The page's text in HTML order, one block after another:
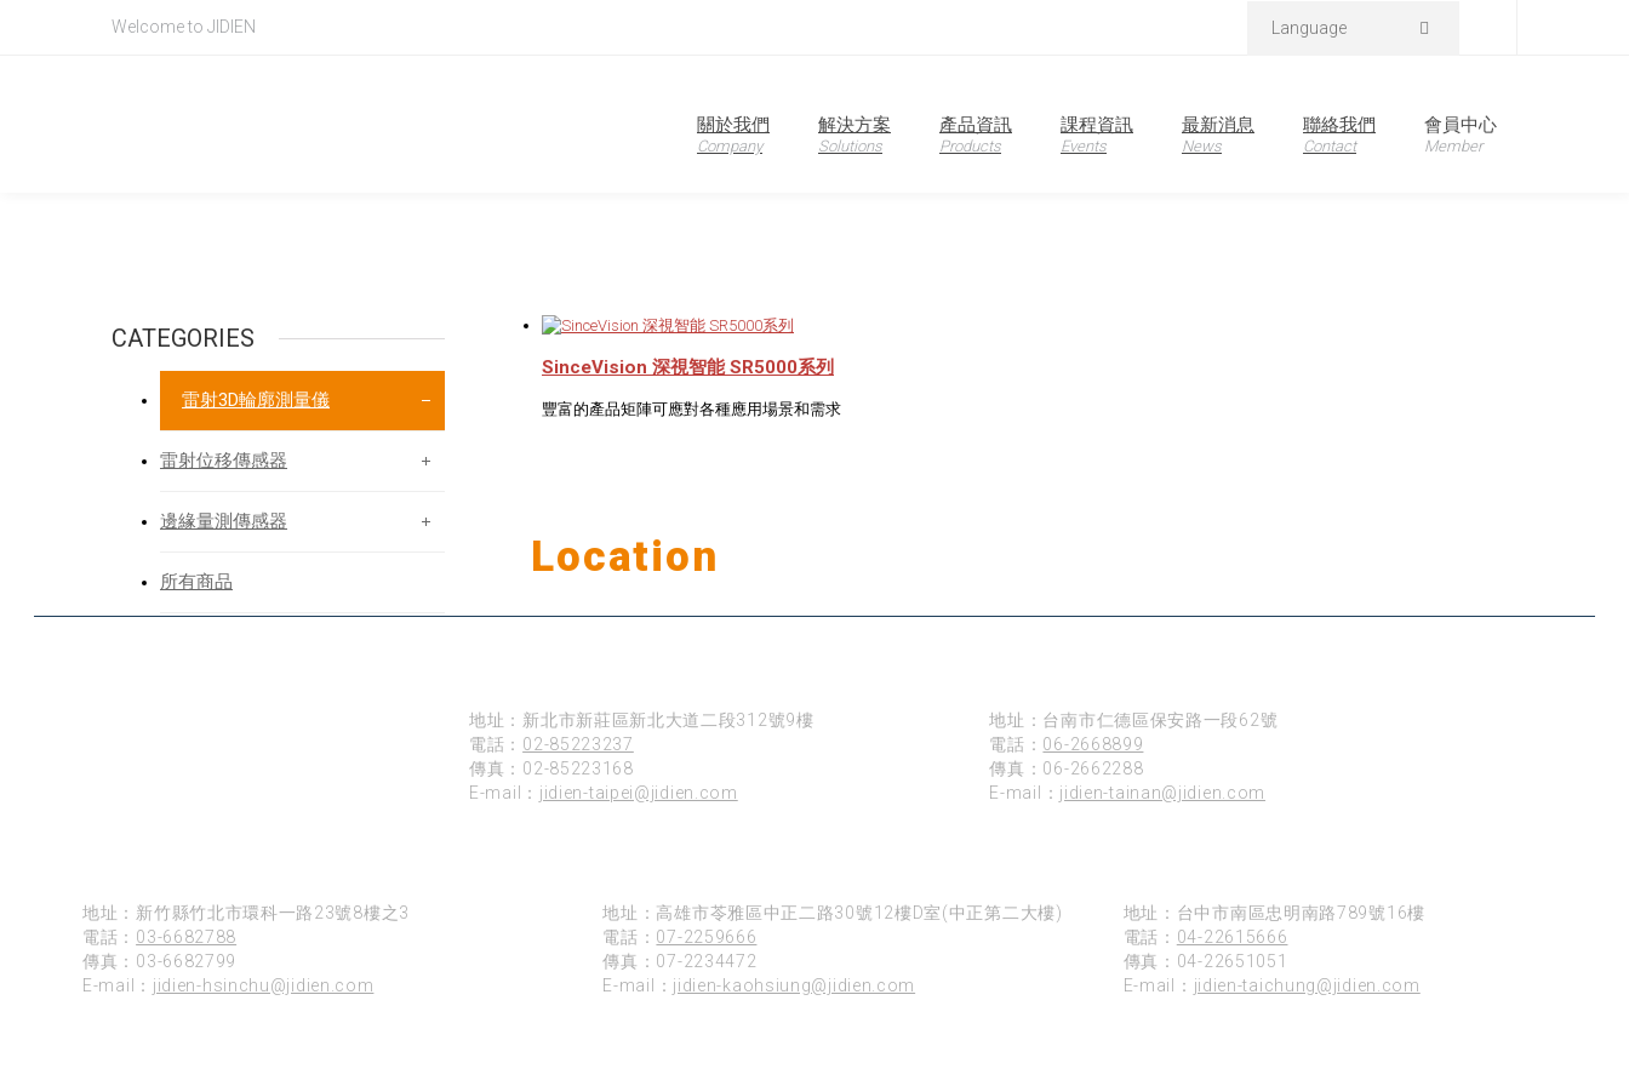
Welcome to JIDIEN Language
關於我們
Company
解決方案
Solutions
產品資訊
Products
課程資訊
Events
最新消息
News
聯絡我們
Contact
會員中心
Member
Product Introduction
CATEGORIES
雷射3D輪廓測量儀
雷射位移傳感器
邊緣量測傳感器
所有商品
SinceVision 深視智能 SR5000系列
豐富的產品矩陣可應對各種應用場景和需求
Location
地址：新北市新莊區新北大道二段312號9樓
電話： 02-85223237
傳真：02-85223168
E-mail： jidien-taipei@jidien.com
地址：台南市仁德區保安路一段62號
電話： 06-2668899
傳真：06-2662288
E-mail： jidien-tainan@jidien.com
地址：新竹縣竹北市環科一路23號8樓之3
電話： 03-6682788
傳真：03-6682799
E-mail： jidien-hsinchu@jidien.com
地址：高雄市苓雅區中正二路30號12樓D室(中正第二大樓)
電話： 07-2259666
傳真：07-2234472
E-mail： jidien-kaohsiung@jidien.com
地址：台中市南區忠明南路789號16樓
電話： 04-22615666
傳真：04-22651051
E-mail： jidien-taichung@jidien.com